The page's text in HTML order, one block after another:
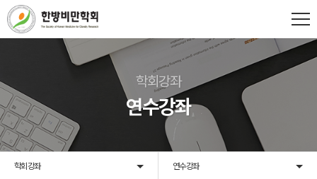
학회강좌
연수강좌
학회강좌 연수강좌